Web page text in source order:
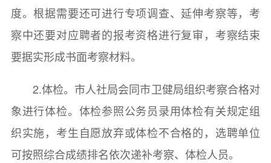
度。根据需要还可进行专项调查、延伸考察等，考
察中还要对应聘者的报考资格进行复审，考察结束
要据实形成书面考察材料。
2.体检。市人社局会同市卫健局组织考察合格对
象进行体检。体检参照公务员录用体检有关规定组
织实施，考生自愿放弃或体检不合格的，选聘单位
可按照综合成绩排名依次递补考察、体检人员。